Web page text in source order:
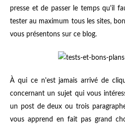
presse et de passer le temps qu'il
tester au maximum tous les sites,
vous présentons sur ce blog.
À qui ce n'est jamais arrivé de
concernant un sujet qui vous
un post de deux ou trois
vous apprend en fait pas grand